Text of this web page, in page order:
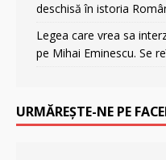
deschisă în istoria
Legea care vrea sa
pe Mihai Eminescu. Se
URMĂREȘTE-NE PE